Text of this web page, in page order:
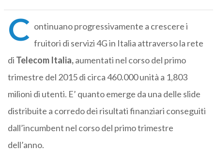
C ontinuano progressivamente a crescere i
fruitori di servizi 4G in Italia attraverso la rete
di Telecom Italia,aumentati nel corso del primo
trimestre del 2015 di circa 460.000 unità a 1,803
milioni di utenti. E’ quanto emerge da una delle slide
distribuite a corredo dei risultati finanziari conseguiti
dall’incumbent nel corso del primo trimestre
dell’anno.